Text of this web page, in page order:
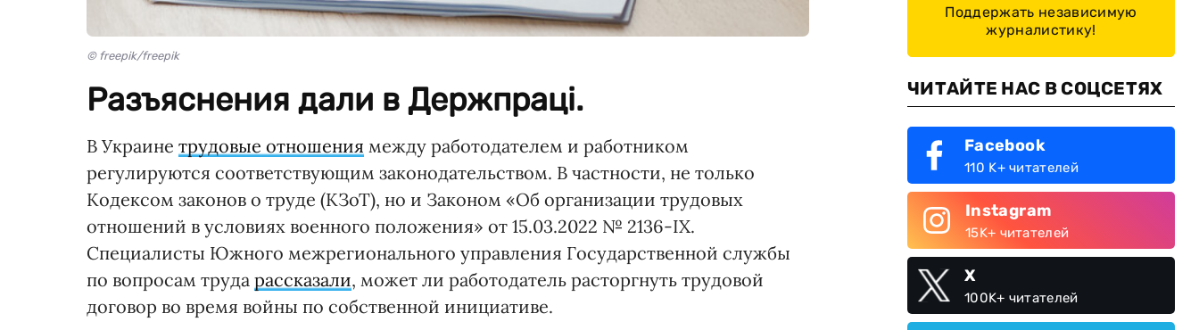
© freepik/freepik
Разъяснения дали в Держпраці.
В Украине трудовые отношения между работодателем и работником
регулируются соответствующим законодательством. В частности, не только
Кодексом законов о труде (КЗоТ), но и Законом «Об организации трудовых
отношений в условиях военного положения» от 15.03.2022 № 2136-ІХ.
Специалисты Южного межрегионального управления Государственной службы
по вопросам труда рассказали, может ли работодатель расторгнуть трудовой
договор во время войны по собственной инициативе.
Поддержать независимую
журналистику!
ЧИТАЙТЕ НАС В СОЦСЕТЯХ
Facebook
110 K+ читателей
Instagram
15K+ читателей
X
100K+ читателей